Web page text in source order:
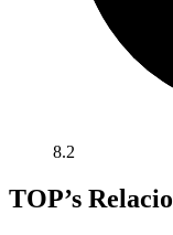
8.2
TOP’s